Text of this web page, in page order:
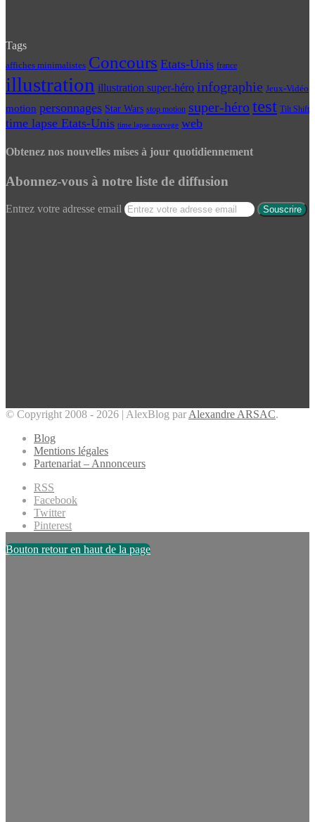
Tags
affiches minimalistes Concours Etats-Unis france
illustration illustration super-héro infographie Jeux-Vidéo
motion personnages Star Wars stop motion super-hérotest Tilt Shift
time lapse Etats-Unis time lapse norvege web
Obtenez nos nouvelles mises à jour quotidiennement
Abonnez-vous à notre liste de diffusion
Entrez votre adresse email
© Copyright 2008 - 2026 | AlexBlog par Alexandre ARSAC.
Blog
Mentions légales
Partenariat – Annonceurs
RSS
Facebook
Twitter
Pinterest
Bouton retour en haut de la page